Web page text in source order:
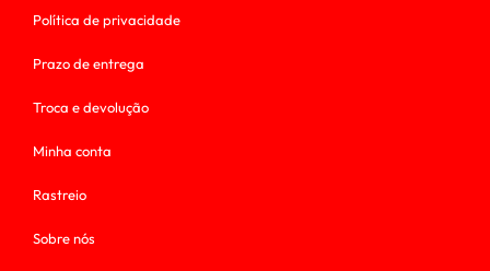
Política de privacidade
Prazo de entrega
Troca e devolução
Minha conta
Rastreio
Sobre nós